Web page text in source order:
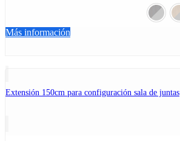
Más información
Extensión 150cm para configuración sala de juntas